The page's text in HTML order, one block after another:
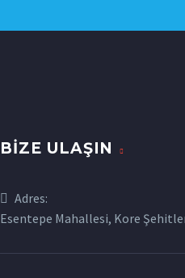
BIZE ULAŞIN
Adres:
Esentepe Mahallesi, Kore